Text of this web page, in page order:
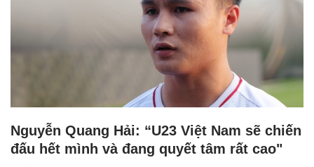
Nguyễn Quang Hải: “U23 Việt Nam sẽ chiến
đấu hết mình và đang quyết tâm rất cao"